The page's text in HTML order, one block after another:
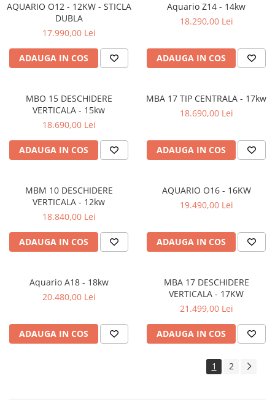
AQUARIO O12 - 12KW - STICLA
DUBLA
17.990,00 Lei
ADAUGA IN COS
Aquario Z14 - 14kw
18.290,00 Lei
ADAUGA IN COS
MBO 15 DESCHIDERE
VERTICALA - 15kw
18.690,00 Lei
ADAUGA IN COS
MBA 17 TIP CENTRALA - 17kw
18.690,00 Lei
ADAUGA IN COS
MBM 10 DESCHIDERE
VERTICALA - 12kw
18.840,00 Lei
ADAUGA IN COS
AQUARIO O16 - 16KW
19.490,00 Lei
ADAUGA IN COS
Aquario A18 - 18kw
20.480,00 Lei
ADAUGA IN COS
MBA 17 DESCHIDERE
VERTICALA - 17KW
21.499,00 Lei
ADAUGA IN COS
1 2